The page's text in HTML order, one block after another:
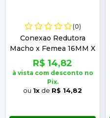
(0)
Conexao Redutora
Macho x Femea 16MM X
16MM
R$ 14,82
à vista com desconto no
Pix.
ou 1x de R$ 14,82